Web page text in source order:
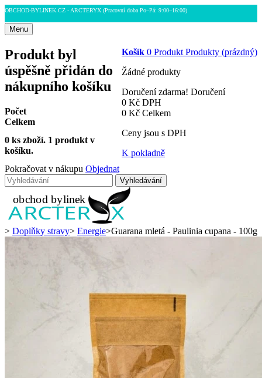
OBCHOD-BYLINEK.CZ - ARCTERYX (Pracovní doba Po–Pá: 9:00–16:00)
Menu
Košík 0 Produkt Produkty (prázdný)
Žádné produkty
Doručení zdarma! Doručení
0 Kč DPH
0 Kč Celkem
Ceny jsou s DPH
K pokladně
Produkt byl
úspěšně přidán do
nákupního košíku
Počet
Celkem
0 ks zboží. 1 produkt v
košíku.
Pokračovat v nákupu Objednat
Vyhledávání
> Doplňky stravy> Energie>Guarana mletá - Paulinia cupana - 100g